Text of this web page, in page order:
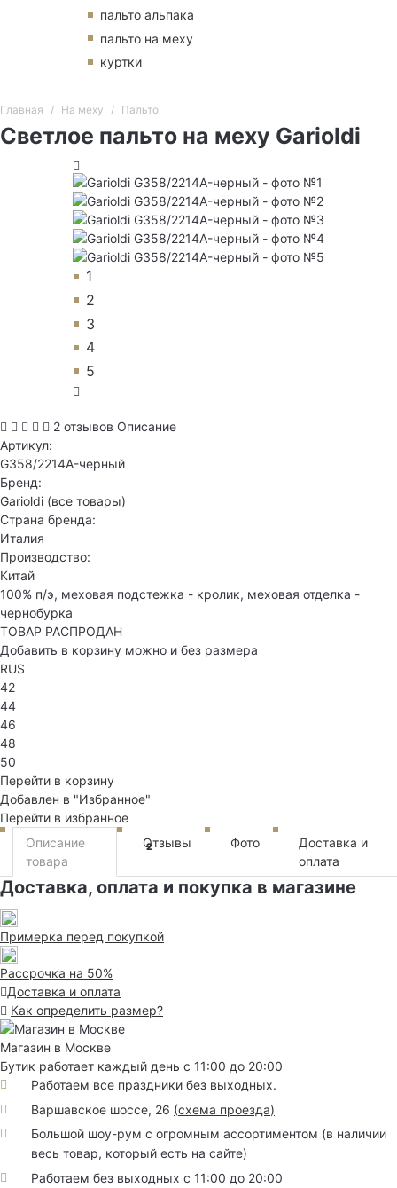
пальто альпака
пальто на меху
куртки
Главная На меху Пальто
Светлое пальто на меху Garioldi
1
2
3
4
5
2 отзывов Описание
Артикул:
G358/2214A-черный
Бренд:
Garioldi (все товары)
Страна бренда:
Италия
Производство:
Китай
100% п/э, меховая подстежка - кролик, меховая отделка -
чернобурка
ТОВАР РАСПРОДАН
Добавить в корзину можно и без размера
RUS
42
44
46
48
50
Перейти в корзину
Добавлен в "Избранное"
Перейти в избранное
Описание
товара
Отзывы
2 Фото
Доставка и
оплата
Доставка, оплата и покупка в магазине
Примерка перед покупкой
Рассрочка на 50%
Доставка и оплата
Как определить размер?
Магазин в Москве
Бутик работает каждый день с 11:00 до 20:00
Работаем все праздники без выходных.
Варшавское шоссе, 26 (схема проезда)
Большой шоу-рум с огромным ассортиментом (в наличии
весь товар, который есть на сайте)
Работаем без выходных с 11:00 до 20:00